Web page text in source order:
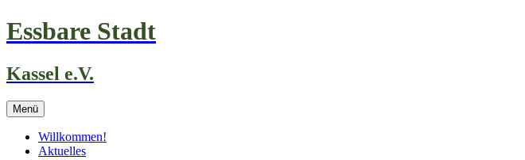
Zum
Inhalt
Essbare Stadt
Kassel e.V.
Menü
Willkommen!
Aktuelles